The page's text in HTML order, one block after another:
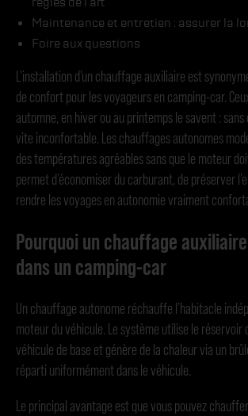
Maintenance et entretien : assurer la
Foire aux questions
L’installation d’un chauffage auxiliaire est
de confort pour les voyageurs en camping-car.
automne, en hiver ou au printemps le savent :
vite inconfortable. Les chauffages autonomes
des températures agréables sans que le moteur
permet d’économiser du carburant, de préserver
rendre les voyages en autonomie vraiment
Pourquoi un chauffage
dans un camping-car
Un chauffage autonome réchauffe l’habitacle
moteur du véhicule. Le système utilise le réservoir
véhicule de base et génère de la chaleur via un
réparti uniformément dans le véhicule.
Le principal avantage est que vous pouvez